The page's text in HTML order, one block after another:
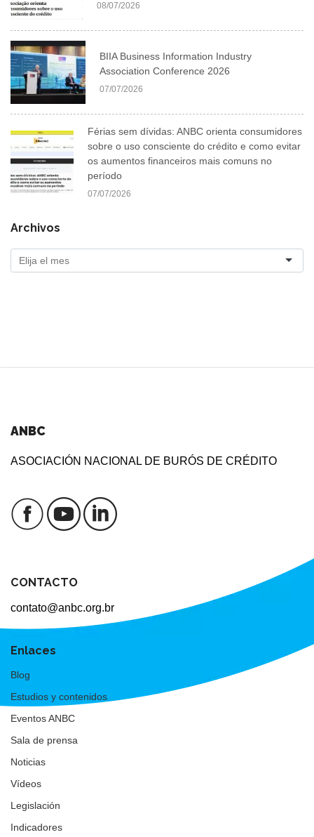
08/07/2026
BIIA Business Information Industry
Association Conference 2026
07/07/2026
Férias sem dívidas: ANBC orienta consumidores
sobre o uso consciente do crédito e como evitar
os aumentos financeiros mais comuns no
período
07/07/2026
Archivos
ANBC
ASOCIACIÓN NACIONAL DE BURÓS DE CRÉDITO
CONTACTO
contato@anbc.org.br
Enlaces
Blog
Estudios y contenidos
Eventos ANBC
Sala de prensa
Noticias
Vídeos
Legislación
Indicadores